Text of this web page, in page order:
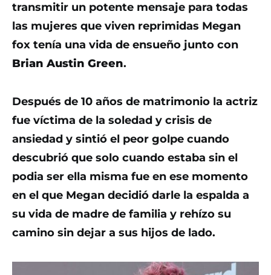
transmitir un potente mensaje para todas
las mujeres que viven reprimidas Megan
fox tenía una vida de ensueño junto con
Brian Austin Green.
Después de 10 años de matrimonio la actriz
fue víctima de la soledad y crisis de
ansiedad y sintió el peor golpe cuando
descubrió que solo cuando estaba sin el
podia ser ella misma fue en ese momento
en el que Megan decidió darle la espalda a
su vida de madre de familia y rehízo su
camino sin dejar a sus hijos de lado.